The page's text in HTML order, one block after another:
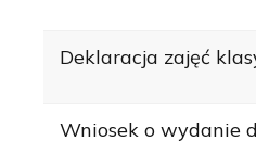
Deklaracja zajęć
Wniosek o wydanie